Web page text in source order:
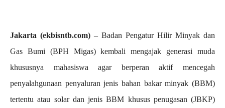
Jakarta (ekbisntb.com) – Badan Pengatur Hilir Minyak dan
Gas Bumi (BPH Migas) kembali mengajak generasi muda
khususnya mahasiswa agar berperan aktif mencegah
penyalahgunaan penyaluran jenis bahan bakar minyak (BBM)
tertentu atau solar dan jenis BBM khusus penugasan (JBKP)